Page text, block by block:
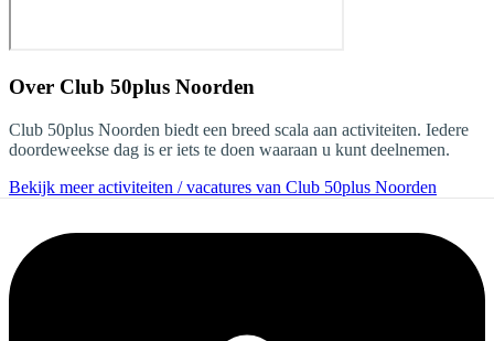
Over Club 50plus Noorden
Club 50plus Noorden biedt een breed scala aan activiteiten. Iedere
doordeweekse dag is er iets te doen waaraan u kunt deelnemen.
Bekijk meer activiteiten / vacatures van Club 50plus Noorden